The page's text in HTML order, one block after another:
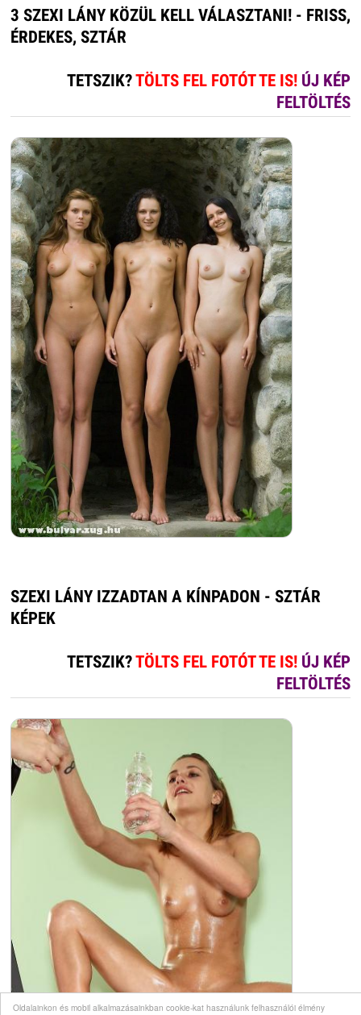
Oldalainkon és mobil alkalmazásainkban cookie-kat használunk felhasználói élmény
3 SZEXI LÁNY KÖZÜL KELL VÁLASZTANI! - FRISS,
ÉRDEKES, SZTÁR
TETSZIK?TÖLTS FEL FOTÓT TE IS! ÚJ KÉP
FELTÖLTÉS
SZEXI LÁNY IZZADTAN A KÍNPADON - SZTÁR
KÉPEK
TETSZIK?TÖLTS FEL FOTÓT TE IS! ÚJ KÉP
FELTÖLTÉS